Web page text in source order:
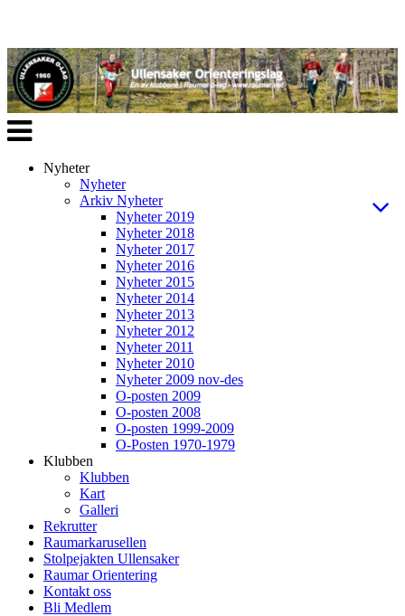
Veksle
navigasjon
Nyheter
Nyheter
Arkiv Nyheter
Nyheter 2019
Nyheter 2018
Nyheter 2017
Nyheter 2016
Nyheter 2015
Nyheter 2014
Nyheter 2013
Nyheter 2012
Nyheter 2011
Nyheter 2010
Nyheter 2009 nov-des
O-posten 2009
O-posten 2008
O-posten 1999-2009
O-Posten 1970-1979
Klubben
Klubben
Kart
Galleri
Rekrutter
Raumarkarusellen
Stolpejakten Ullensaker
Raumar Orientering
Kontakt oss
Bli Medlem